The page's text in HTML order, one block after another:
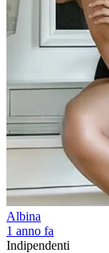
Albina
1 anno fa
Indipendenti